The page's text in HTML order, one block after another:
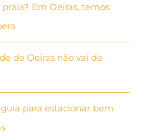
Em Oeiras, temos
de Oeiras não vai de
para estacionar bem